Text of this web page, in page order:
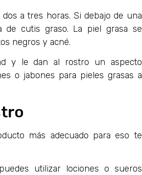
a tres horas. Si debajo de una
cutis graso. La piel grasa se
negros y acné.
y le dan al rostro un aspecto
o jabones para pieles grasas a
más adecuado para eso te
utilizar lociones o sueros